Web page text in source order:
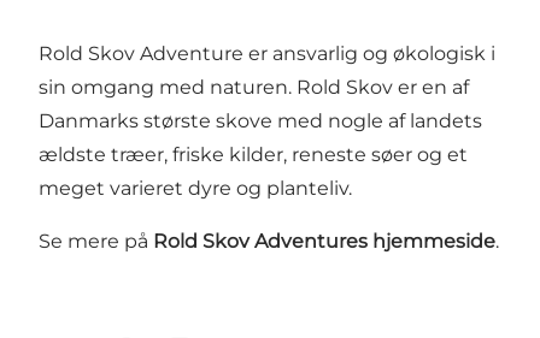
Rold Skov Adventure er ansvarlig og økologisk i
sin omgang med naturen. Rold Skov er en af
Danmarks største skove med nogle af landets
ældste træer, friske kilder, reneste søer og et
meget varieret dyre og planteliv.
Se mere på Rold Skov Adventures hjemmeside.